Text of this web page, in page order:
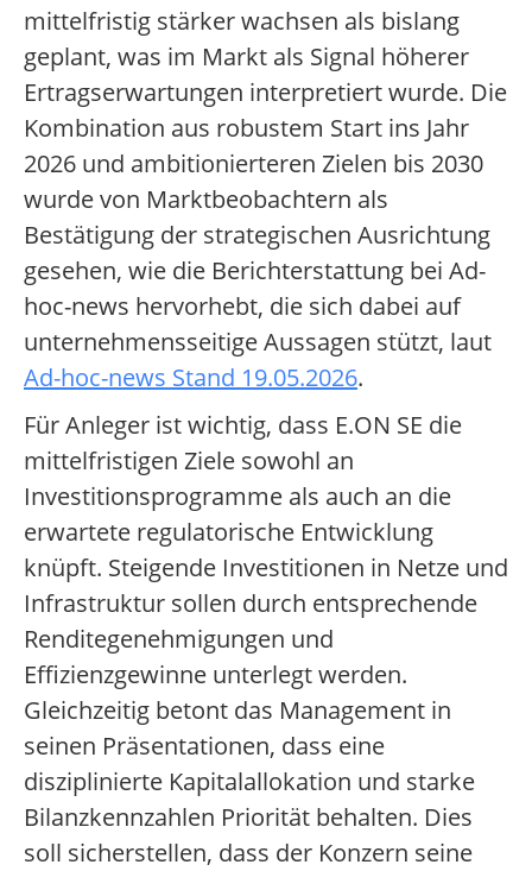
mittelfristig stärker wachsen als bislang
geplant, was im Markt als Signal höherer
Ertragserwartungen interpretiert wurde. Die
Kombination aus robustem Start ins Jahr
2026 und ambitionierteren Zielen bis 2030
wurde von Marktbeobachtern als
Bestätigung der strategischen Ausrichtung
gesehen, wie die Berichterstattung bei Ad-
hoc-news hervorhebt, die sich dabei auf
unternehmensseitige Aussagen stützt, laut
Ad-hoc-news Stand 19.05.2026.
Für Anleger ist wichtig, dass E.ON SE die
mittelfristigen Ziele sowohl an
Investitionsprogramme als auch an die
erwartete regulatorische Entwicklung
knüpft. Steigende Investitionen in Netze und
Infrastruktur sollen durch entsprechende
Renditegenehmigungen und
Effizienzgewinne unterlegt werden.
Gleichzeitig betont das Management in
seinen Präsentationen, dass eine
disziplinierte Kapitalallokation und starke
Bilanzkennzahlen Priorität behalten. Dies
soll sicherstellen, dass der Konzern seine